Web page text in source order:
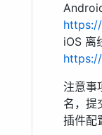
iOS 离
注意事
名，提
插件配